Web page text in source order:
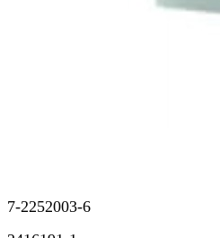
7-2252003-6